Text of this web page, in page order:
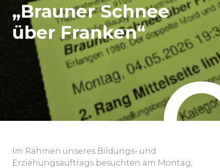
„Brauner Schnee
über Franken“
Im Rahmen unseres Bildungs- und
Erziehungsauftrags besuchten am Montag,